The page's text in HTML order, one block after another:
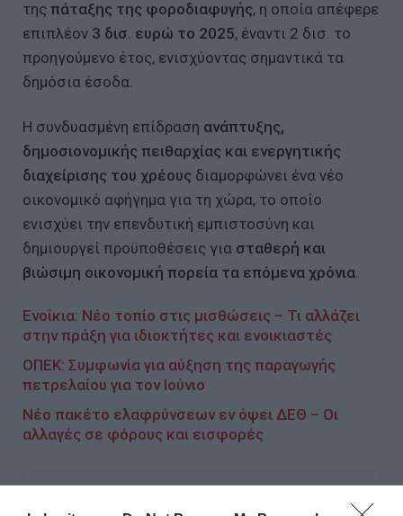
της πάταξης της φοροδιαφυγής, η οποία απέφερε
επιπλέον 3 δισ. ευρώ το 2025, έναντι 2 δισ. το
προηγούμενο έτος, ενισχύοντας σημαντικά τα
δημόσια έσοδα.
Η συνδυασμένη επίδραση ανάπτυξης,
δημοσιονομικής πειθαρχίας και ενεργητικής
διαχείρισης του χρέους διαμορφώνει ένα νέο
οικονομικό αφήγημα για τη χώρα, το οποίο
ενισχύει την επενδυτική εμπιστοσύνη και
δημιουργεί προϋποθέσεις για σταθερή και
βιώσιμη οικονομική πορεία τα επόμενα χρόνια
Ενοίκια: Νέο τοπίο στις μισθώσεις – Τι αλλάζει
στην πράξη για ιδιοκτήτες και ενοικιαστές
ΟΠΕΚ: Συμφωνία για αύξηση της παραγωγής
πετρελαίου για τον Ιούνιο
Νέο πακέτο ελαφρύνσεων εν όψει ΔΕΘ – Οι
αλλαγές σε φόρους και εισφορές